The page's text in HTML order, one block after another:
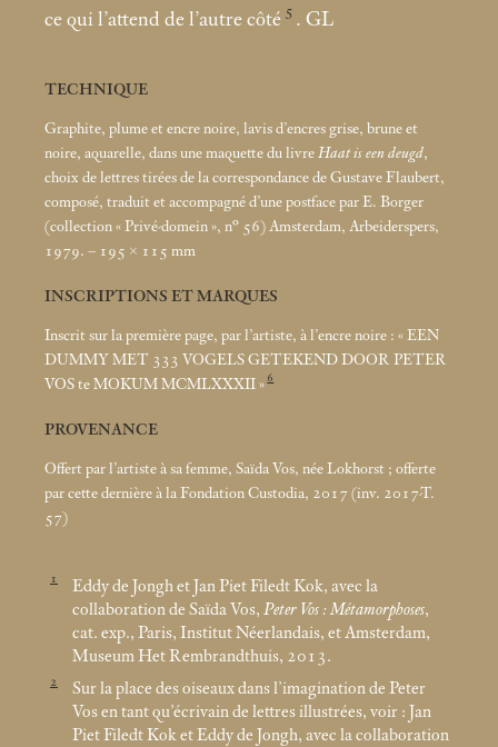
ce qui l’attend de l’autre côté 5 . GL
TECHNIQUE
Graphite, plume et encre noire, lavis d’encres grise, brune et
noire, aquarelle, dans une maquette du livreHaat is een deugd,
choix de lettres tirées de la correspondance de Gustave Flaubert,
composé, traduit et accompagné d’une postface par E. Borger
(collection «Privé-domein», n° 56) Amsterdam, Arbeiderspers,
1979. – 195 × 115 mm
INSCRIPTIONS ET MARQUES
Inscrit sur la première page, par l’artiste, à l’encre noire : «EEN
DUMMY MET 333 VOGELS GETEKEND DOOR PETER
VOS te MOKUM MCMLXXXII» 6
PROVENANCE
Offert par l’artiste à sa femme, Saïda Vos, née Lokhorst ; offerte
par cette dernière à la Fondation Custodia, 2017 (inv. 2017-T.
57)
1
Eddy de Jongh et Jan Piet Filedt Kok, avec la
collaboration de Saïda Vos, Peter Vos : Métamorphoses,
cat. exp., Paris, Institut Néerlandais, et Amsterdam,
Museum Het Rembrandthuis, 2013.
2
Sur la place des oiseaux dans l’imagination de Peter
Vos en tant qu’écrivain de lettres illustrées, voir : Jan
Piet Filedt Kok et Eddy de Jongh, avec la collaboration